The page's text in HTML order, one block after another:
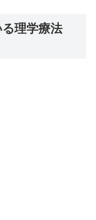
理学療法